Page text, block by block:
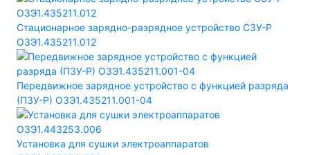
Стационарное зарядно-разрядное устройство СЗУ-Р
ОЗЭ1.435211.012
Передвижное зарядное устройство с функцией разряда
(ПЗУ-Р) ОЗЭ1.435211.001-04
Установка для сушки электроаппаратов